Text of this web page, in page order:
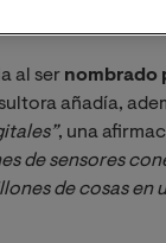
al ser nombrado
añadía,
, una
de sensores
de cosas en